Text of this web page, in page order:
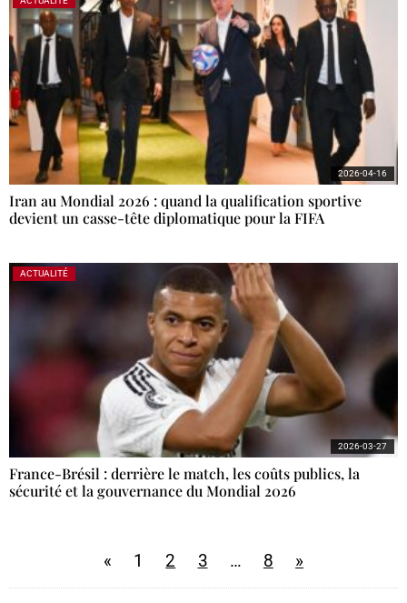
Iran au Mondial 2026 : quand la qualification sportive
devient un casse-tête diplomatique pour la FIFA
2026-04-16
ACTUALITÉ
France-Brésil : derrière le match, les coûts publics, la
sécurité et la gouvernance du Mondial 2026
2026-03-27
« 1 2 3 … 8 »